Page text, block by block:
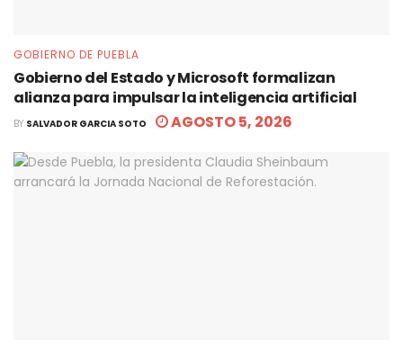
GOBIERNO DE PUEBLA
Gobierno del Estado y Microsoft formalizan
alianza para impulsar la inteligencia artificial
BY SALVADOR GARCIA SOTO AGOSTO 5, 2026